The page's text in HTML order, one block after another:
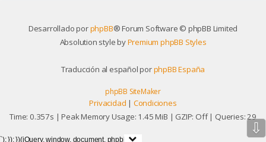
Desarrollado porphpBB® Forum Software © phpBB Limited
Absolution style byPremium phpBB Styles
Traducción al español porphpBB España
phpBB SiteMaker
Privacidad | Condiciones
Time: 0.357s | Peak Memory Usage: 1.45 MiB | GZIP: Off | Queries: 29
⇩
`); }); })(jQuery, window, document, phpbb);